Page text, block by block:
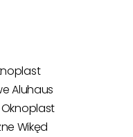
Aluhaus
Wikęd